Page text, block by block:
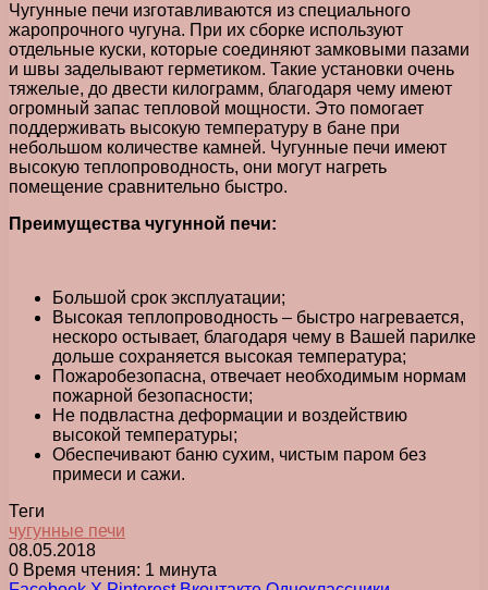
Чугунные печи изготавливаются из специального
жаропрочного чугуна. При их сборке используют
отдельные куски, которые соединяют замковыми пазами
и швы заделывают герметиком. Такие установки очень
тяжелые, до двести килограмм, благодаря чему имеют
огромный запас тепловой мощности. Это помогает
поддерживать высокую температуру в бане при
небольшом количестве камней. Чугунные печи имеют
высокую теплопроводность, они могут нагреть
помещение сравнительно быстро.
Преимущества чугунной печи:
Большой срок эксплуатации;
Высокая теплопроводность – быстро нагревается,
нескоро остывает, благодаря чему в Вашей парилке
дольше сохраняется высокая температура;
Пожаробезопасна, отвечает необходимым нормам
пожарной безопасности;
Не подвластна деформации и воздействию
высокой температуры;
Обеспечивают баню сухим, чистым паром без
примеси и сажи.
Теги
чугунные печи
08.05.2018
0 Время чтения: 1 минута